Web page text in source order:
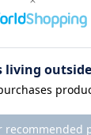
るソールに流行
返りが良く、ア
ても歩きやすい